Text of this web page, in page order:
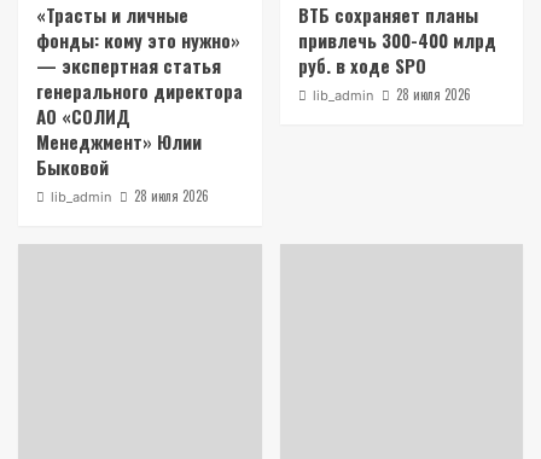
«Трасты и личные
фонды: кому это нужно»
— экспертная статья
генерального директора
АО «СОЛИД
Менеджмент» Юлии
Быковой
lib_admin 28 июля 2026
ВТБ сохраняет планы
привлечь 300-400 млрд
руб. в ходе SPO
lib_admin 28 июля 2026